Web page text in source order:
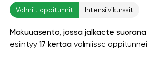
Valmiit oppitunnit Intensiivikurssit
Makuuasento, jossa jalkaote
esiintyy 17 kertaa valmiissa